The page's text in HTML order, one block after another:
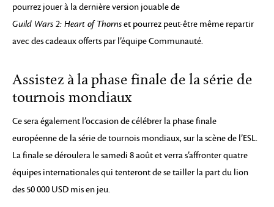
pourrez jouer à la dernière version jouable de
Guild Wars 2: Heart of Thornset pourrez peut-être même repartir
avec des cadeaux offerts par l’équipe Communauté.
Assistez à la phase finale de la série de
tournois mondiaux
Ce sera également l’occasion de célébrer la phase finale
européenne de la série de tournois mondiaux, sur la scène de l’ESL.
La finale se déroulera le samedi 8 août et verra s’affronter quatre
équipes internationales qui tenteront de se tailler la part du lion
des 50 000 USD mis en jeu.